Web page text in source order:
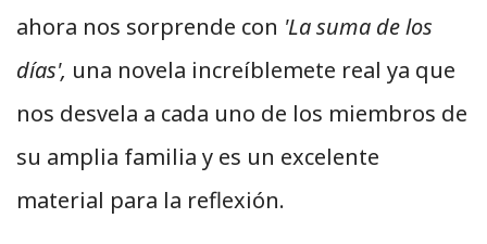
ahora nos sorprende con 'La suma de los
días', una novela increíblemete real ya que
nos desvela a cada uno de los miembros de
su amplia familia y es un excelente
material para la reflexión.